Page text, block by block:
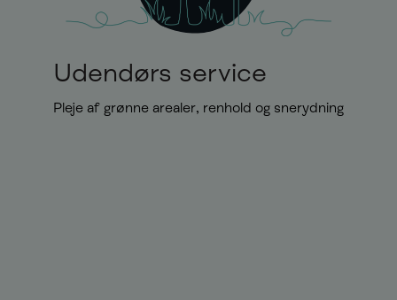
Udendørs service
Pleje af grønne arealer, renhold og snerydning